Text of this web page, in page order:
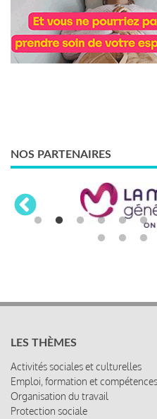
NOS PARTENAIRES
LES THÈMES
Activités sociales et culturelles
Emploi, formation et compétences
Organisation du travail
Protection sociale